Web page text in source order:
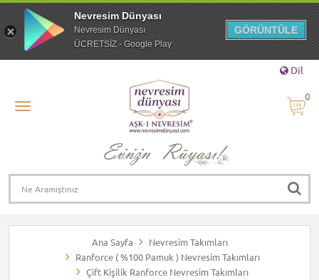
Dil
0
Ana Sayfa
Nevresim Takımları
Ranforce ( %100 Pamuk ) Nevresim Takımları
Çift Kişilik Ranforce Nevresim Takımları
Nevresim Dünyası
Nevresim Dünyası
ÜCRETSİZ - Google Play
GÖRÜNTÜLE